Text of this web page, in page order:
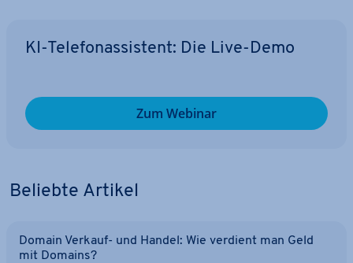
KI-Te­le­fon­as­sis­tent: Die Live-Demo
Zum Webinar
Beliebte Artikel
Domain Verkauf- und Handel: Wie verdient man Geld
mit Domains?